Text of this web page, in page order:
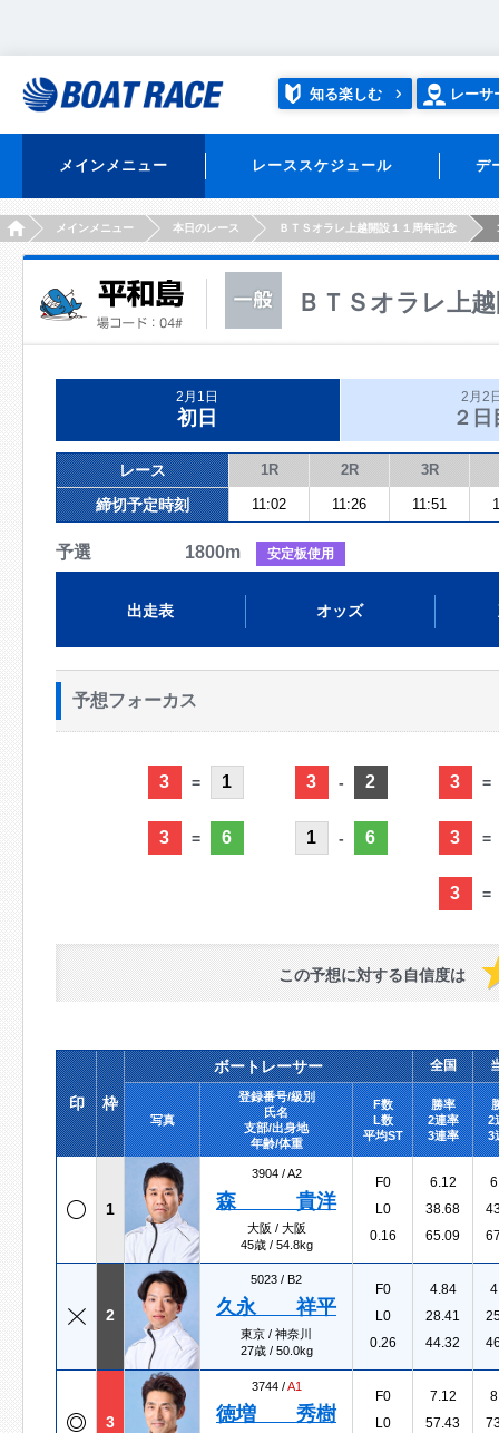
知る楽しむ レーサ
メインメニュー レーススケジュール デ
HOMEメインメニュー 本日のレース ＢＴＳオラレ上越開設１１周年記念
ＢＴＳオラレ上
2月1日
初日
2月2
２日
レース 1R 2R 3R
締切予定時刻 11:02 11:26 11:51
予選 1800m 安定板使用
出走表 オッズ
予想フォーカス
3 = 1
3 = 6
3 - 2
1 - 6
3 =
3 =
3 =
この予想に対する自信度は
印 枠
ボートレーサー 全国
写真
登録番号/級別
氏名
支部/出身地
年齢/体重
F数
L数
平均ST
勝率
2連率
3連率
2
3
1
3904 /A2
森 貴洋
大阪 / 大阪
45歳 / 54.8kg
F0
L0
0.16
6.12
38.68
65.09
2
5023 / B2
久永 祥平
東京 / 神奈川
27歳 / 50.0kg
F0
L0
0.26
4.84
28.41
44.32
3
3744 /A1
徳増 秀樹
F0
L0
7.12
57.43